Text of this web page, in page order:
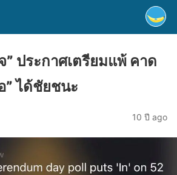
” ประกาศเตรียมแพ้ คาด
” ได้ชัยชนะ
10 ปี ago